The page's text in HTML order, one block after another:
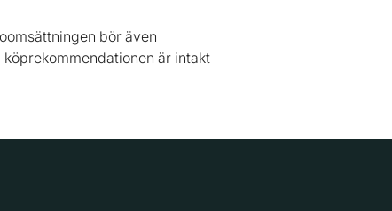
bör även
är intakt